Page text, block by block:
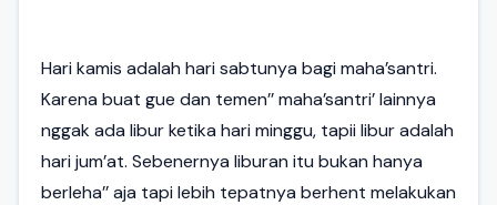
Hari kamis adalah hari sabtunya bagi maha’santri.
Karena buat gue dan temen’’ maha’santri’ lainnya
nggak ada libur ketika hari minggu, tapii libur adalah
hari jum’at. Sebenernya liburan itu bukan hanya
berleha’’ aja tapi lebih tepatnya berhent melakukan